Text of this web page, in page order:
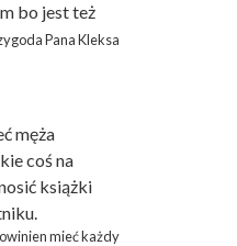
bo jest też
Pana Kleksa
męża
coś na
książki
mieć każdy